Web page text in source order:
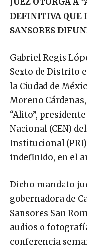
JUEZ OTORGA A
DEFINITIVA QUE
SANSORES
Gabriel Regis
Sexto de Distrito
la Ciudad de
Moreno
“Alito”,
Nacional (CEN)
Institucional
indefinido, en el
Dicho mandato
gobernadora de
Sansores San
audios o
conferencia